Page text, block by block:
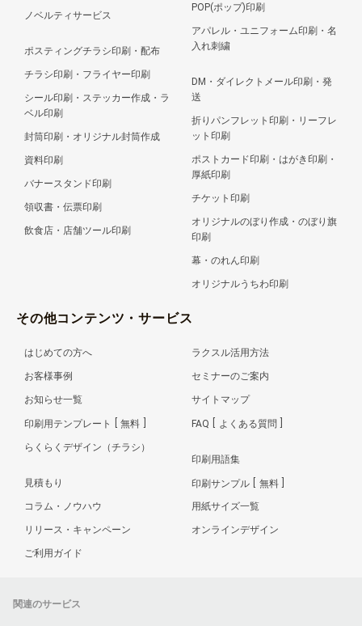
ノベルティサービス
ポスティングチラシ印刷・配布
チラシ印刷・フライヤー印刷
シール印刷・ステッカー作成・ラ
ベル印刷
封筒印刷・オリジナル封筒作成
資料印刷
バナースタンド印刷
領収書・伝票印刷
飲食店・店舗ツール印刷
POP(ポップ)印刷
アパレル・ユニフォーム印刷・名
入れ刺繍
DM・ダイレクトメール印刷・発
送
折りパンフレット印刷・リーフレ
ット印刷
ポストカード印刷・はがき印刷・
厚紙印刷
チケット印刷
オリジナルのぼり作成・のぼり旗
印刷
幕・のれん印刷
オリジナルうちわ印刷
その他コンテンツ・サービス
はじめての方へ
お客様事例
お知らせ一覧
印刷用テンプレート 無料
らくらくデザイン（チラシ）
見積もり
コラム・ノウハウ
リリース・キャンペーン
ご利用ガイド
ラクスル活用方法
セミナーのご案内
サイトマップ
FAQ よくある質問
印刷用語集
印刷サンプル 無料
用紙サイズ一覧
オンラインデザイン
関連のサービス